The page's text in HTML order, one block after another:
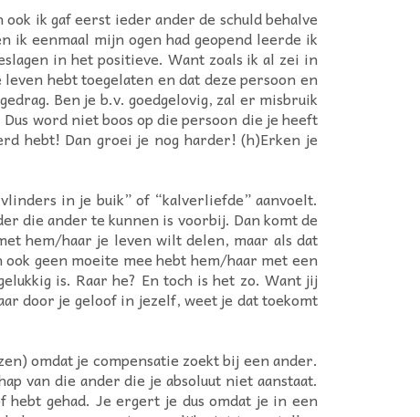
ik gaf eerst ieder ander de schuld behalve
ik eenmaal mijn ogen had geopend leerde ik
in het positieve. Want zoals ik al zei in
hebt toegelaten en dat deze persoon en
Ben je b.v. goedgelovig, zal er misbruik
word niet boos op die persoon die je heeft
hebt! Dan groei je nog harder! (h)Erken je
in je buik” of “kalverliefde” aanvoelt.
die ander te kunnen is voorbij. Dan komt de
hem/haar je leven wilt delen, maar als dat
geen moeite mee hebt hem/haar met een
is. Raar he? En toch is het zo. Want jij
door je geloof in jezelf, weet je dat toekomt
omdat je compensatie zoekt bij een ander.
van die ander die je absoluut niet aanstaat.
gehad. Je ergert je dus omdat je in een